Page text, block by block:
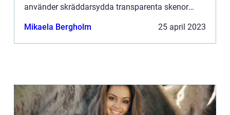
använder skräddarsydda transparenta skenor
Mikaela Bergholm 25 april 2023